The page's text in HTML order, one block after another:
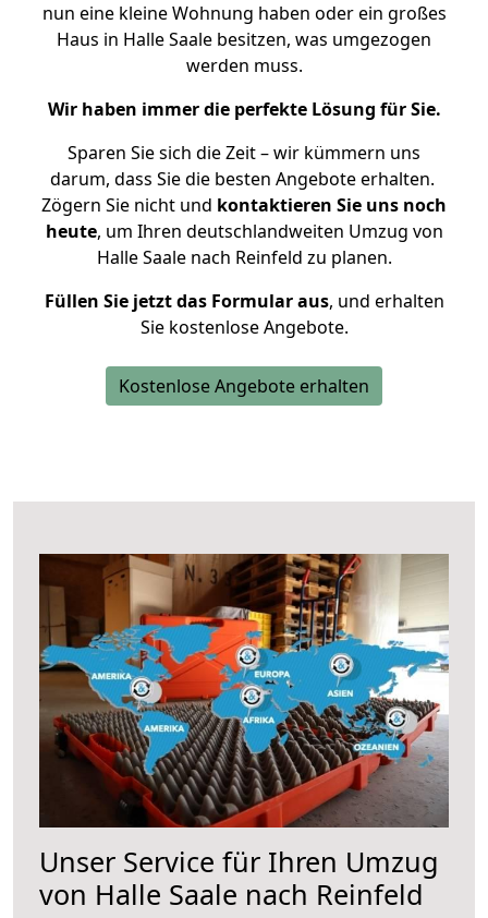
nun eine kleine Wohnung haben oder ein großes
Haus in Halle Saale besitzen, was umgezogen
werden muss.
Wir haben immer die perfekte Lösung für Sie.
Sparen Sie sich die Zeit – wir kümmern uns
darum, dass Sie die besten Angebote erhalten.
Zögern Sie nicht und kontaktieren Sie uns noch
heute, um Ihren deutschlandweiten Umzug von
Halle Saale nach Reinfeld zu planen.
Füllen Sie jetzt das Formular aus, und erhalten
Sie kostenlose Angebote.
Kostenlose Angebote erhalten
Unser Service für Ihren Umzug
von Halle Saale nach Reinfeld